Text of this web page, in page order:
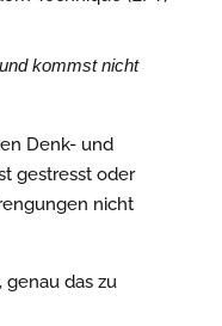
kommst nicht
Denk- und
gestresst oder
nicht
genau das zu